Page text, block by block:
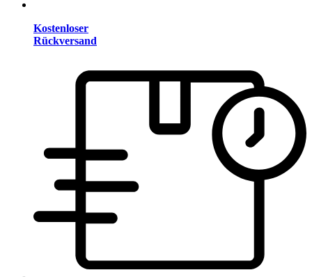
Kostenloser
Rückversand